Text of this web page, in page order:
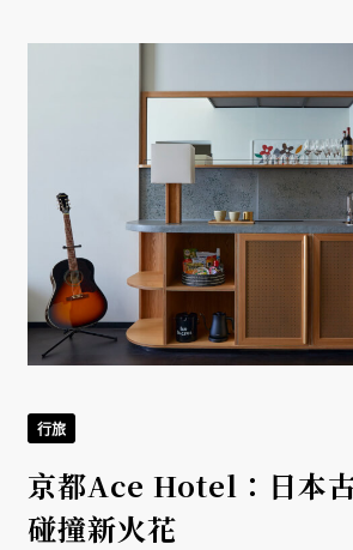
行旅
京都Ace Hotel：日本
碰撞新火花